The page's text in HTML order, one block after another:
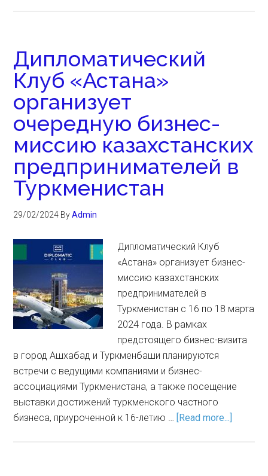
Дипломатический
Клуб «Астана»
организует
очередную бизнес-
миссию казахстанских
предпринимателей в
Туркменистан
29/02/2024 ByAdmin
Дипломатический Клуб
«Астана» организует бизнес-
миссию казахстанских
предпринимателей в
Туркменистан с 16 по 18 марта
2024 года. В рамках
предстоящего бизнес-визита
в город Ашхабад и Туркменбаши планируются
встречи с ведущими компаниями и бизнес-
ассоциациями Туркменистана, а также посещение
выставки достижений туркменского частного
бизнеса, приуроченной к 16-летию … [Read more...]